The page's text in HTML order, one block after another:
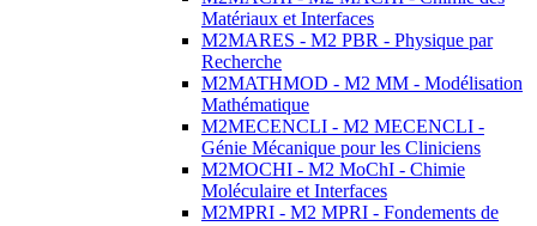
Matériaux et Interfaces
M2MARES - M2 PBR - Physique par
Recherche
M2MATHMOD - M2 MM - Modélisation
Mathématique
M2MECENCLI - M2 MECENCLI -
Génie Mécanique pour les Cliniciens
M2MOCHI - M2 MoChI - Chimie
Moléculaire et Interfaces
M2MPRI - M2 MPRI - Fondements de